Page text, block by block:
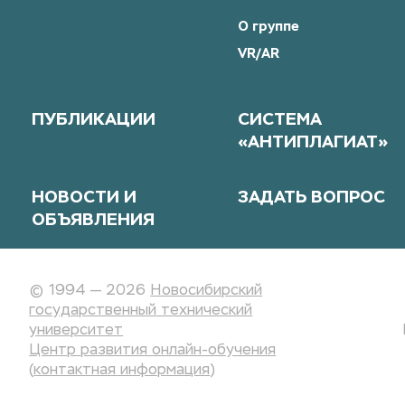
О группе
VR/AR
ПУБЛИКАЦИИ
СИСТЕМА
«АНТИПЛАГИАТ»
НОВОСТИ И
ОБЪЯВЛЕНИЯ
ЗАДАТЬ ВОПРОС
© 1994 — 2026 Новосибирский
государственный технический
университет
Центр развития онлайн-обучения
(контактная информация)